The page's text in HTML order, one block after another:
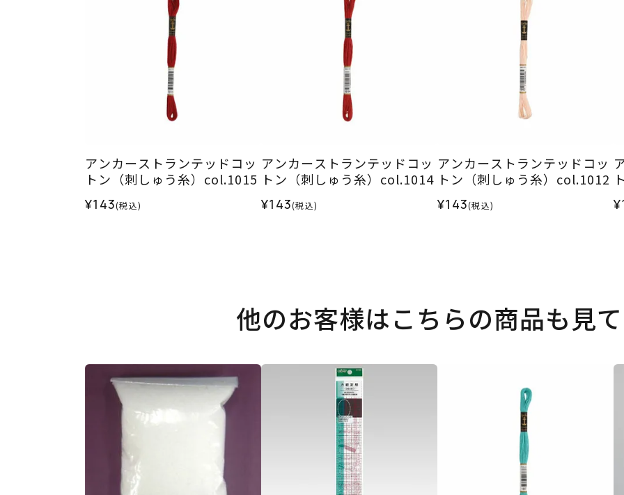
アンカーストランテッドコッ
トン（刺しゅう糸）col.1015
¥143(税込)
アンカーストランテッドコッ
トン（刺しゅう糸）col.1014
¥143(税込)
アンカーストランテッドコッ
トン（刺しゅう糸）col.1012
¥143(税込)
他のお客様はこちらの商品も見